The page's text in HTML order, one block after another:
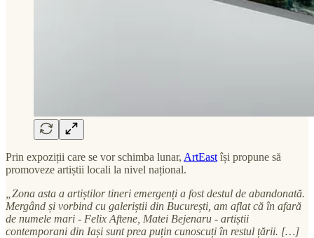
Prin expoziții care se vor schimba lunar, ArtEastîși propune să
promoveze artiștii locali la nivel național.
„Zona asta a artiștilor tineri emergenți a fost destul de abandonată.
Mergând și vorbind cu galeriștii din București, am aflat că în afară
de numele mari - Felix Aftene, Matei Bejenaru - artiștii
contemporani din Iași sunt prea puțin cunoscuți în restul țării. […]